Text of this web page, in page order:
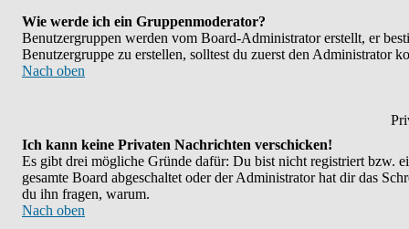
Wie werde ich ein Gruppenmoderator?
Benutzergruppen werden vom Board-Administrator erstellt, er
Benutzergruppe zu erstellen, solltest du zuerst den Administrator
Nach oben
Ich kann keine Privaten Nachrichten verschicken!
Es gibt drei mögliche Gründe dafür: Du bist nicht registriert bzw.
gesamte Board abgeschaltet oder der Administrator hat dir das
du ihn fragen, warum.
Nach oben